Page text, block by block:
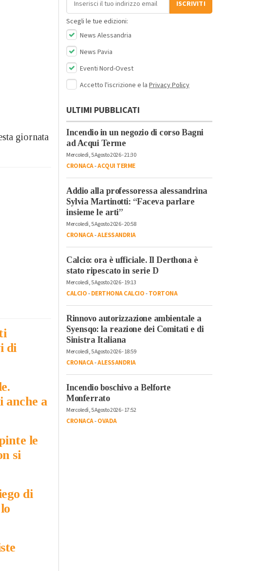
giornata
di
anche a
le
si
di
ISCRIVITI
Scegli le tue edizioni:
News Alessandria
News Pavia
Eventi Nord-Ovest
Accetto l'iscrizione e la Privacy Policy
ULTIMI PUBBLICATI
Incendio in un negozio di corso Bagni
ad Acqui Terme
Mercoledì, 5 Agosto 2026 - 21:30
CRONACA-ACQUI TERME
Addio alla professoressa alessandrina
Sylvia Martinotti: “Faceva parlare
insieme le arti”
Mercoledì, 5 Agosto 2026 - 20:58
CRONACA-ALESSANDRIA
Calcio: ora è ufficiale. Il Derthona è
stato ripescato in serie D
Mercoledì, 5 Agosto 2026 - 19:13
CALCIO-DERTHONA CALCIO-TORTONA
Rinnovo autorizzazione ambientale a
Syensqo: la reazione dei Comitati e di
Sinistra Italiana
Mercoledì, 5 Agosto 2026 - 18:59
CRONACA-ALESSANDRIA
Incendio boschivo a Belforte
Monferrato
Mercoledì, 5 Agosto 2026 - 17:52
CRONACA-OVADA